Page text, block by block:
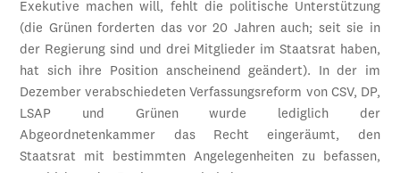
Exekutive machen will, fehlt die politische Unterstützung
(die Grünen forderten das vor 20 Jahren auch; seit sie in
der Regierung sind und drei Mitglieder im Staatsrat haben,
hat sich ihre Position anscheinend geändert). In der im
Dezember verabschiedeten Verfassungsreform von CSV, DP,
LSAP und Grünen wurde lediglich der
Abgeordnetenkammer das Recht eingeräumt, den
Staatsrat mit bestimmten Angelegenheiten zu befassen,